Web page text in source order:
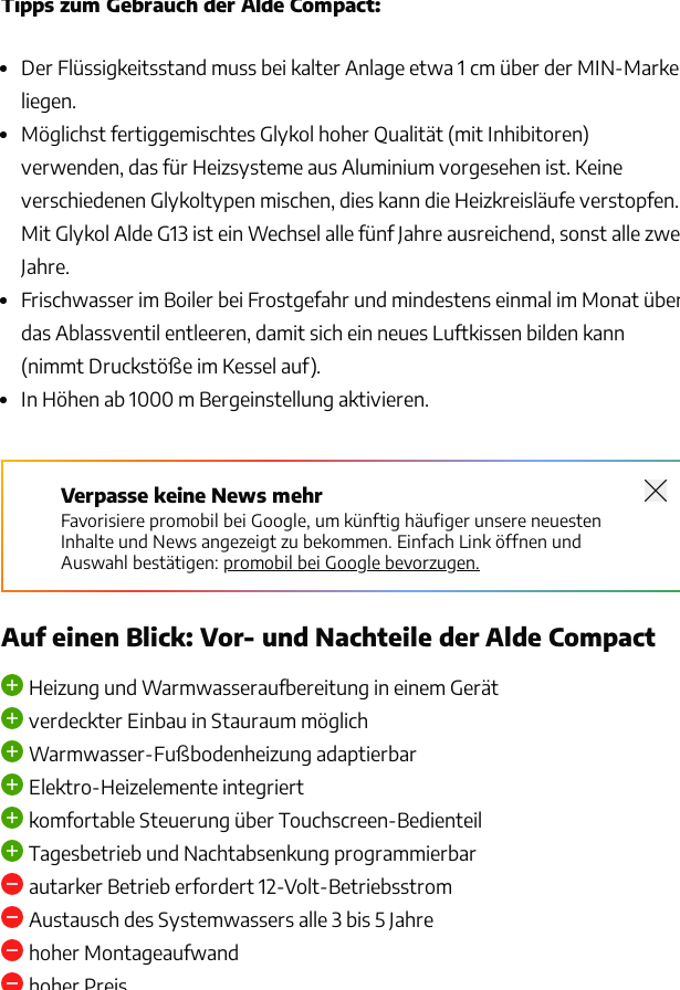
Der Flüssigkeitsstand muss bei kalter Anlage etwa 1 cm über der MIN-Marke
liegen.
Möglichst fertiggemischtes Glykol hoher Qualität (mit Inhibitoren)
verwenden, das für Heizsysteme aus Aluminium vorgesehen ist. Keine
verschiedenen Glykoltypen mischen, dies kann die Heizkreisläufe verstopfen.
Mit Glykol Alde G13 ist ein Wechsel alle fünf Jahre ausreichend, sonst alle
Jahre.
Frischwasser im Boiler bei Frostgefahr und mindestens einmal im Monat
das Ablassventil entleeren, damit sich ein neues Luftkissen bilden kann
(nimmt Druckstöße im Kessel auf).
In Höhen ab 1000 m Bergeinstellung aktivieren.
Verpasse keine News mehr
Favorisiere promobil bei Google, um künftig häufiger unsere neuesten
Inhalte und News angezeigt zu bekommen. Einfach Link öffnen und
Auswahl bestätigen: promobil bei Google bevorzugen.
Auf einen Blick: Vor- und Nachteile der Alde Compact
Heizung und Warmwasseraufbereitung in einem Gerät
verdeckter Einbau in Stauraum möglich
Warmwasser-Fußbodenheizung adaptierbar
Elektro-Heizelemente integriert
komfortable Steuerung über Touchscreen-Bedienteil
Tagesbetrieb und Nachtabsenkung programmierbar
autarker Betrieb erfordert 12-Volt-Betriebsstrom
Austausch des Systemwassers alle 3 bis 5 Jahre
hoher Montageaufwand